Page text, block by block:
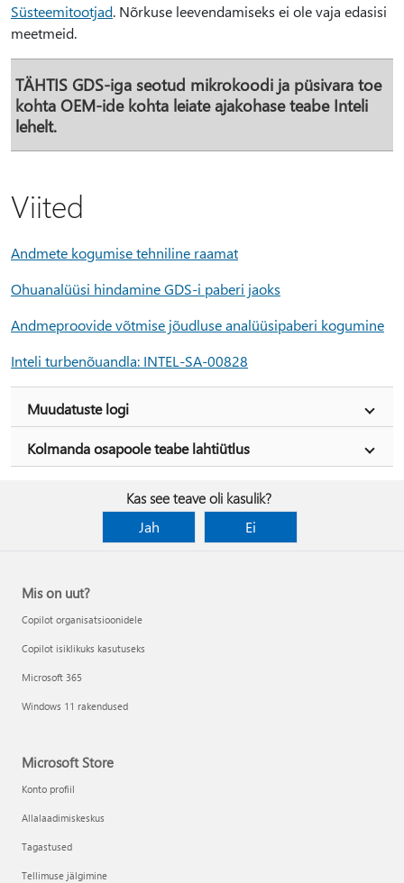
Süsteemitootjad. Nõrkuse leevendamiseks ei ole vaja edasisi
meetmeid.
TÄHTIS GDS-iga seotud mikrokoodi ja püsivara toe
kohta OEM-ide kohta leiate ajakohase teabe Inteli
lehelt.
Viited
Andmete kogumise tehniline raamat
Ohuanalüüsi hindamine GDS-i paberi jaoks
Andmeproovide võtmise jõudluse analüüsipaberi kogumine
Inteli turbenõuandla: INTEL-SA-00828
Muudatuste logi
Kolmanda osapoole teabe lahtiütlus
Kas see teave oli kasulik?
Jah
Ei
Mis on uut?
Copilot organisatsioonidele
Copilot isiklikuks kasutuseks
Microsoft 365
Windows 11 rakendused
Microsoft Store
Konto profiil
Allalaadimiskeskus
Tagastused
Tellimuse jälgimine